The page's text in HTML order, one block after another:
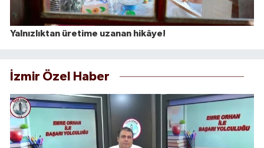
Yalnızlıktan üretime uzanan hikâye!
İzmir Özel Haber